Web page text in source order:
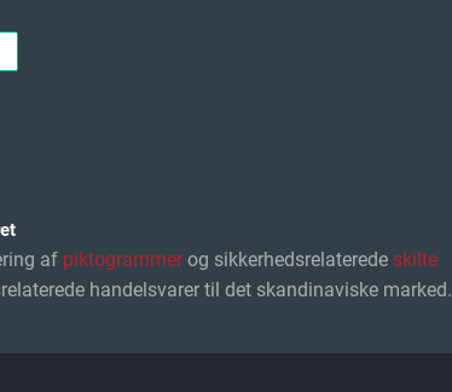
af piktogrammer og sikkerhedsrelaterede skilte
handelsvarer til det skandinaviske marked.